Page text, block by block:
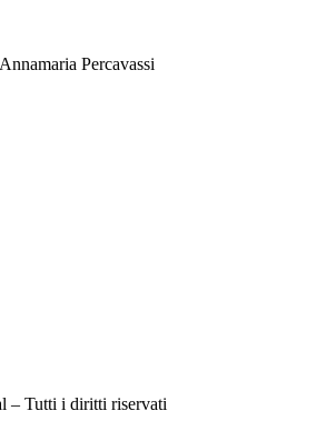
Percavassi
– Tutti i diritti riservati